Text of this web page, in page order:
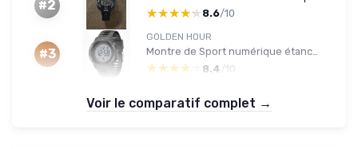
#2 ★★★★★
★★★★★ 8.6/10
#3
GOLDEN HOUR
Montre de Sport numérique étanche pour Homme - Grand écran Facile à Lire - Style Militaire avec Bracelet en Caoutchouc Noir
★★★★★
★★★★★ 8.4 /10
Voir le comparatif complet →